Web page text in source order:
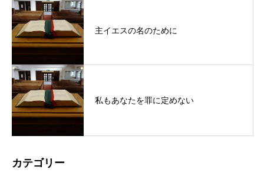
主イエスの名のために
私もあなたを罪に定めない
カテゴリー